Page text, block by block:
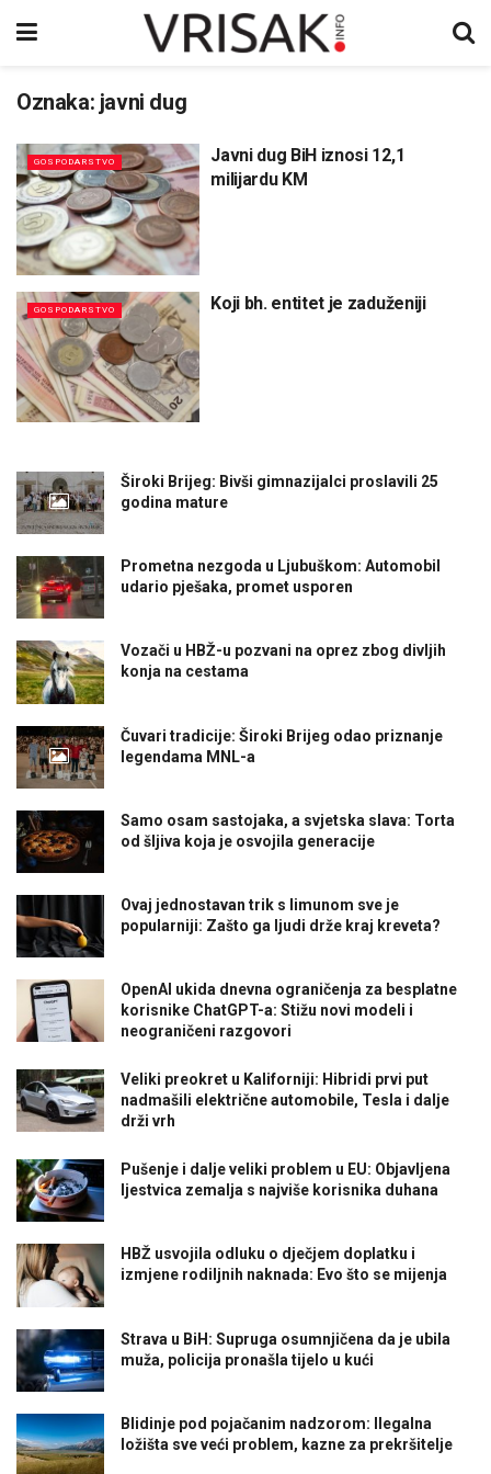
Oznaka: javni dug
GOSPODARSTVO
Javni dug BiH iznosi 12,1
milijardu KM
GOSPODARSTVO Koji bh. entitet je zaduženiji
Široki Brijeg: Bivši gimnazijalci proslavili 25
godina mature
Prometna nezgoda u Ljubuškom: Automobil
udario pješaka, promet usporen
Vozači u HBŽ-u pozvani na oprez zbog divljih
konja na cestama
Čuvari tradicije: Široki Brijeg odao priznanje
legendama MNL-a
Samo osam sastojaka, a svjetska slava: Torta
od šljiva koja je osvojila generacije
Ovaj jednostavan trik s limunom sve je
popularniji: Zašto ga ljudi drže kraj kreveta?
OpenAI ukida dnevna ograničenja za besplatne
korisnike ChatGPT-a: Stižu novi modeli i
neograničeni razgovori
Veliki preokret u Kaliforniji: Hibridi prvi put
nadmašili električne automobile, Tesla i dalje
drži vrh
Pušenje i dalje veliki problem u EU: Objavljena
ljestvica zemalja s najviše korisnika duhana
HBŽ usvojila odluku o dječjem doplatku i
izmjene rodiljnih naknada: Evo što se mijenja
Strava u BiH: Supruga osumnjičena da je ubila
muža, policija pronašla tijelo u kući
Blidinje pod pojačanim nadzorom: Ilegalna
ložišta sve veći problem, kazne za prekršitelje